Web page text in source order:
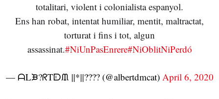
totalitari, violent i colonialista espanyol.
Ens han robat, intentat humiliar, mentit, maltractat,
torturat i fins i tot, algun
assassinat.#NiUnPasEnrere#NiOblitNiPerdó
— ᗩLᙖ?ᖇTᗟᙢ ||*||???️‍? (@albertdmcat) April 6, 2020